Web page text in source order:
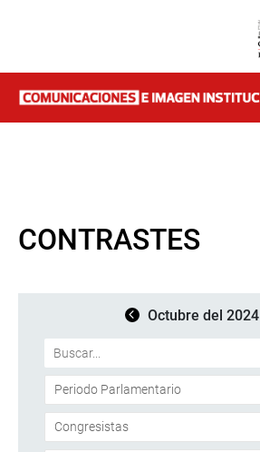
CONTRASTES
Octubre del 2024